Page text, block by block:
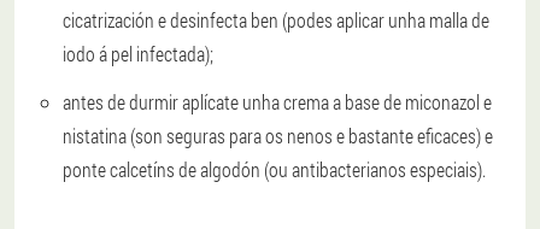
cicatrización e desinfecta ben (podes aplicar unha malla de
iodo á pel infectada);
antes de durmir aplícate unha crema a base de miconazol e
nistatina (son seguras para os nenos e bastante eficaces) e
ponte calcetíns de algodón (ou antibacterianos especiais).